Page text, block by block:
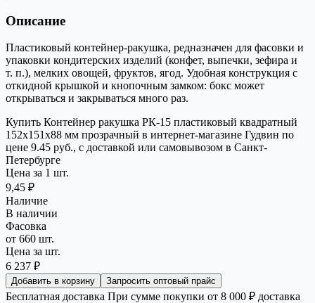
Описание
Пластиковый контейнер-ракушка, редназначен для фасовки и
упаковки кондитерских изделий (конфет, выпечки, зефира и
т. п.), мелких овощей, фруктов, ягод. Удобная конструкция с
откидной крышкой и кнопочным замком: бокс может
открываться и закрываться много раз.
Купить Контейнер ракушка РК-15 пластиковый квадратный
152х151х88 мм прозрачный в интернет-магазине Гудвин по
цене 9.45 руб., с доставкой или самовывозом в Санкт-
Петербурге
Цена за 1 шт.
9,45 ₽
Наличие
В наличии
Фасовка
от 660 шт.
Цена за шт.
6 237 ₽
Добавить в корзину Запросить оптовый прайс
Бесплатная доставка При сумме покупки от 8 000 ₽ доставка